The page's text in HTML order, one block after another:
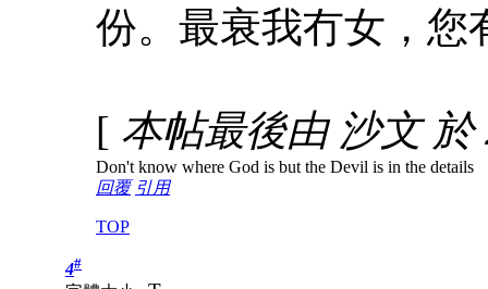
份。最衰我冇女，您
[ 本帖最後由 沙文 於
Don't know where God is but the Devil is in the details
回覆 引用
TOP
4#